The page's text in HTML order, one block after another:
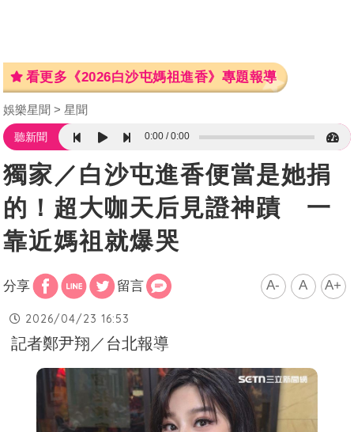
看更多《2026白沙屯媽祖進香》專題報導
娛樂星聞 星聞
聽新聞 0:00 0:00
獨家／白沙屯進香便當是她捐
的！超大咖天后見證神蹟 一
靠近媽祖就爆哭
分享 留言 A- A A+
2026/04/23 16:53
記者鄭尹翔／台北報導